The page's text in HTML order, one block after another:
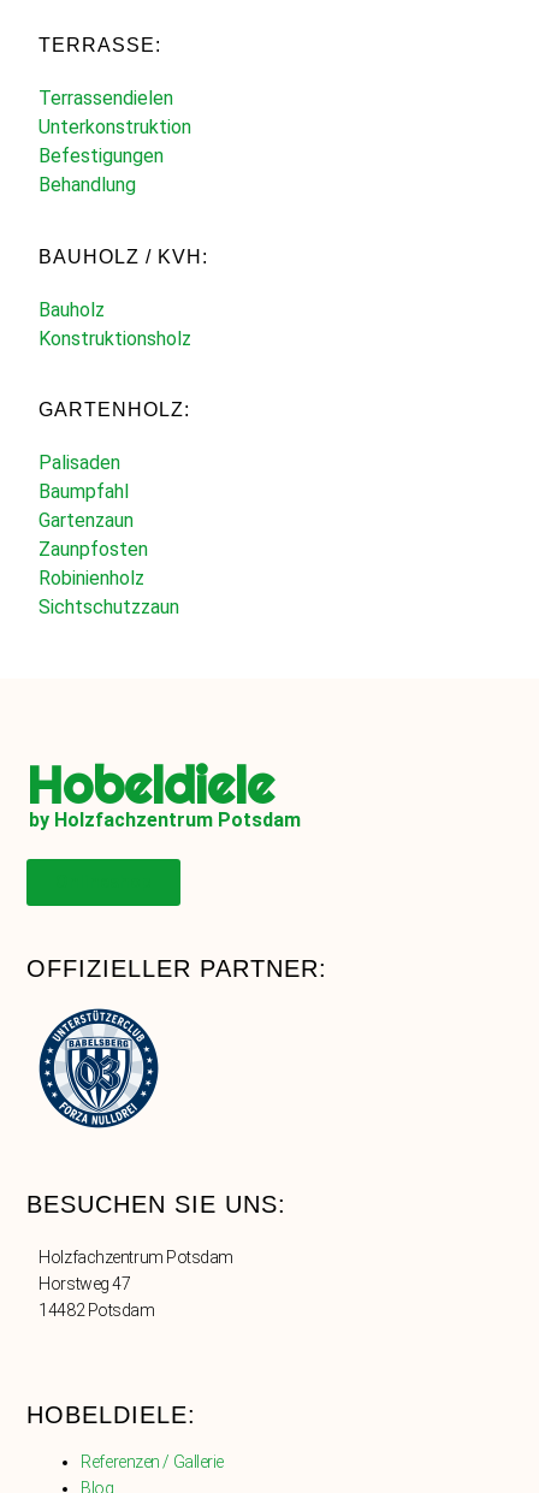
TERRASSE:
Terrassendielen
Unterkonstruktion
Befestigungen
Behandlung
BAUHOLZ / KVH:
Bauholz
Konstruktionsholz
GARTENHOLZ:
Palisaden
Baumpfahl
Gartenzaun
Zaunpfosten
Robinienholz
Sichtschutzzaun
Hobeldiele
by Holzfachzentrum Potsdam
OFFIZIELLER PARTNER:
BESUCHEN SIE UNS:
Holzfachzentrum Potsdam
Horstweg 47
14482 Potsdam
HOBELDIELE:
Referenzen / Gallerie
Blog